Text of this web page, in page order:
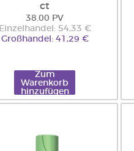
ct
38.00 PV
Einzelhandel: 54,33 €
Großhandel: 41,29 €
Zum
Warenkorb
hinzufügen